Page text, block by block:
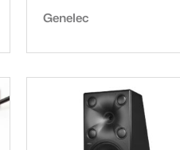
Tuotemerkki:
Genelec